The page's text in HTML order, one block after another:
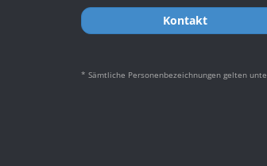
Kontakt
* Sämtliche Personenbezeichnungen gelten